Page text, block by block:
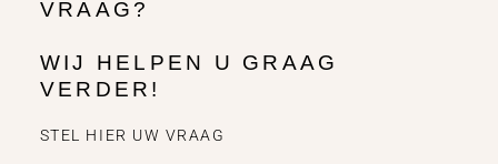
VRAAG?
WIJ HELPEN U GRAAG
VERDER!
STEL HIER UW VRAAG